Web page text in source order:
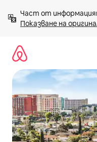
към
съдържанието
Показване на